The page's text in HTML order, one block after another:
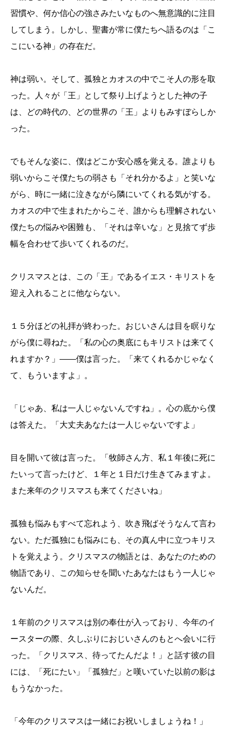
習慣や、何か信心の強さみたいなものへ無意識的に注目
してしまう。しかし、聖書が常に僕たちへ語るのは「こ
こにいる神」の存在だ。
神は弱い。そして、孤独とカオスの中でこそ人の形を取
った。人々が「王」として祭り上げようとした神の子
は、どの時代の、どの世界の「王」よりもみすぼらしか
った。
でもそんな姿に、僕はどこか安心感を覚える。誰よりも
弱いからこそ僕たちの弱さも「それ分かるよ」と笑いな
がら、時に一緒に泣きながら隣にいてくれる気がする。
カオスの中で生まれたからこそ、誰からも理解されない
僕たちの悩みや困難も、「それは辛いな」と見捨てず歩
幅を合わせて歩いてくれるのだ。
クリスマスとは、この「王」であるイエス・キリストを
迎え入れることに他ならない。
１５分ほどの礼拝が終わった。おじいさんは目を瞑りな
がら僕に尋ねた。「私の心の奥底にもキリストは来てく
れますか？」――僕は言った。「来てくれるかじゃなく
て、もういますよ」。
「じゃあ、私は一人じゃないんですね」。心の底から僕
は答えた。「大丈夫あなたは一人じゃないですよ」
目を開いて彼は言った。「牧師さん方、私１年後に死に
たいって言ったけど、１年と１日だけ生きてみますよ。
また来年のクリスマスも来てくださいね」
孤独も悩みもすべて忘れよう、吹き飛ばそうなんて言わ
ない。ただ孤独にも悩みにも、その真ん中に立つキリス
トを覚えよう。クリスマスの物語とは、あなたのための
物語であり、この知らせを聞いたあなたはもう一人じゃ
ないんだ。
１年前のクリスマスは別の奉仕が入っており、今年のイ
ースターの際、久しぶりにおじいさんのもとへ会いに行
った。「クリスマス、待ってたんだよ！」と話す彼の目
には、「死にたい」「孤独だ」と嘆いていた以前の影は
もうなかった。
「今年のクリスマスは一緒にお祝いしましょうね！」